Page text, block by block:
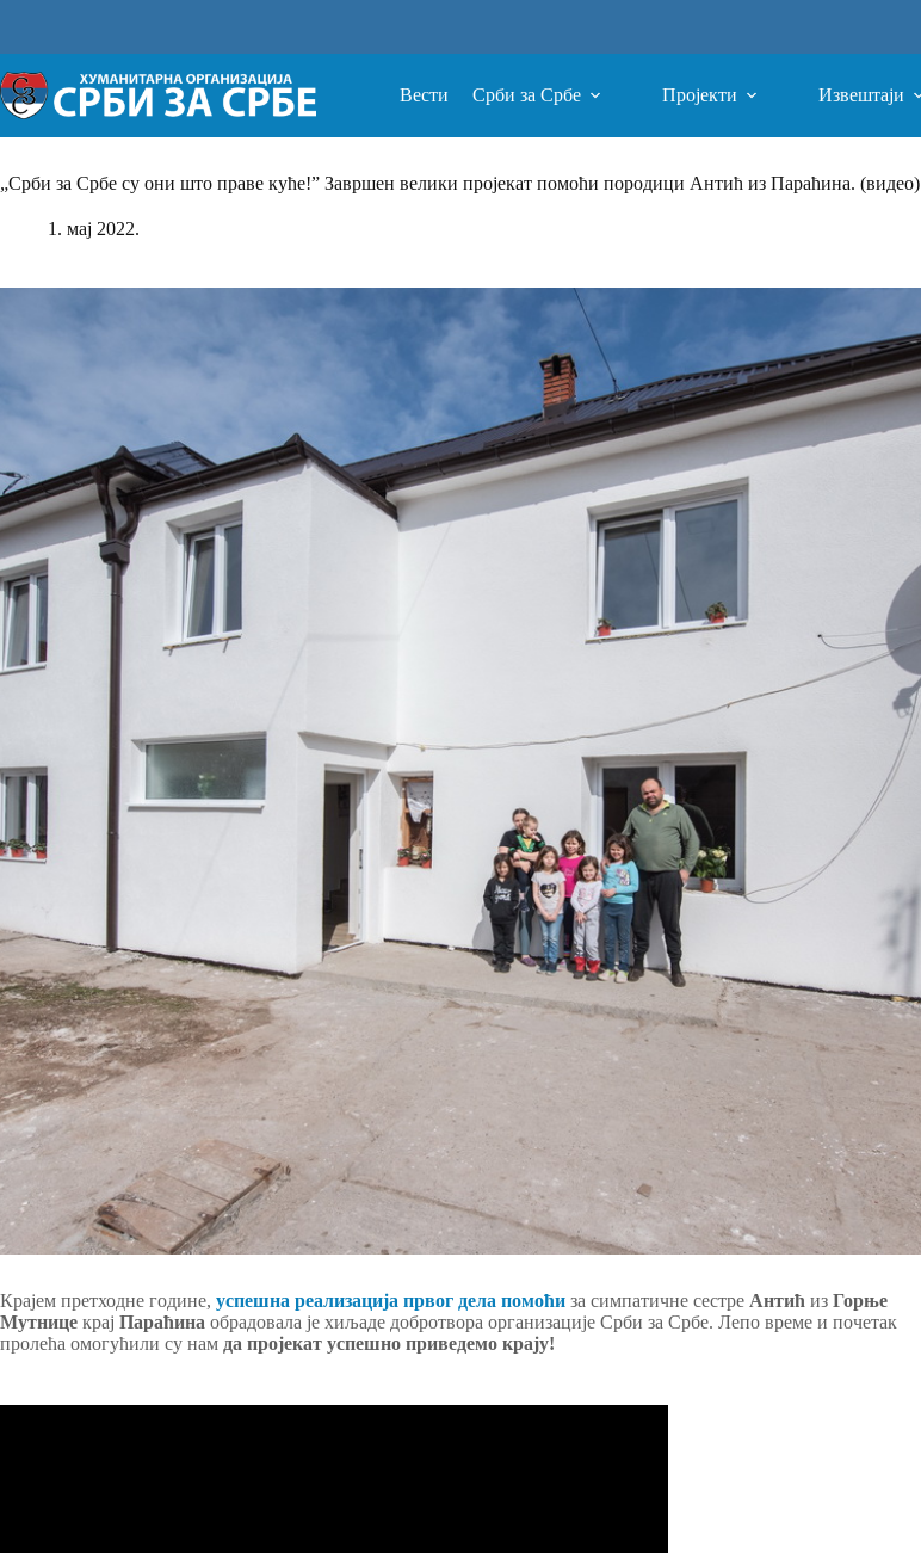
Вести Срби за Србе Пројекти Извештаји
„Срби за Србе су они што праве куће!” Завршен велики пројекат помоћи породици Антић из Параћина. (видео)
1. мај 2022.
Крајем претходне године, успешна реализација првог дела помоћи за симпатичне сестре Антић из Горње
Мутнице крај Параћина обрадовала је хиљаде добротвора организације Срби за Србе. Лепо време и почетак
пролећа омогућили су нам да пројекат успешно приведемо крају!